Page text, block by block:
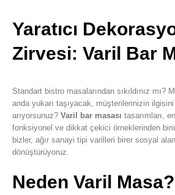
Yaratıcı
Zirvesi: Varil Bar
Standart bistro masalarından sıkıldınız mı?
anda yukarı taşıyacak, müşterilerinizin
arıyorsunuz? Varil bar masası tasarımları,
fonksiyonel ve dikkat çekici örneklerinden
bizler, ağır sanayi tipi varilleri birer sosyal
dönüştürüyoruz.
Neden Varil